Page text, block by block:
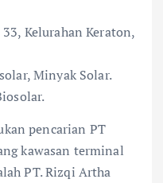
Kelurahan Keraton,
Minyak Solar.
pencarian PT
kawasan terminal
PT. Rizqi Artha